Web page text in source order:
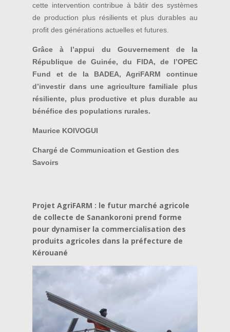
cette intervention contribue à bâtir des systèmes
de production plus résilients et plus durables au
profit des générations actuelles et futures.
Grâce à l’appui du Gouvernement de la
République de Guinée, du FIDA, de l’OPEC
Fund et de la BADEA, AgriFARM continue
d’investir dans une agriculture familiale plus
résiliente, plus productive et plus durable au
bénéfice des populations rurales.
Maurice KOIVOGUI
Chargé de Communication et Gestion des
Savoirs
Projet AgriFARM : le futur marché agricole
de collecte de Sanankoroni prend forme
pour dynamiser la commercialisation des
produits agricoles dans la préfecture de
Kérouané